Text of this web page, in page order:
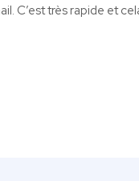
C’est très rapide et